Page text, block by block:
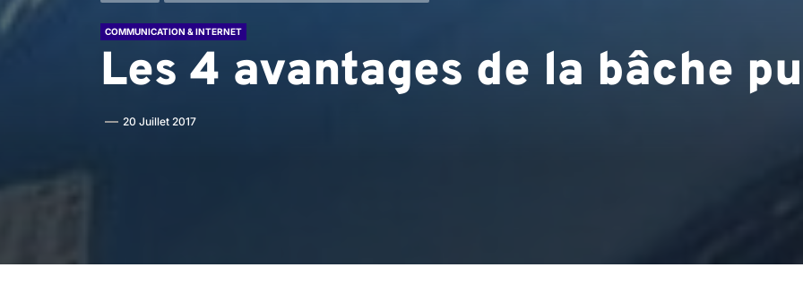
COMMUNICATION & INTERNET
Les 4 avantages de la bâche
20 Juillet 2017